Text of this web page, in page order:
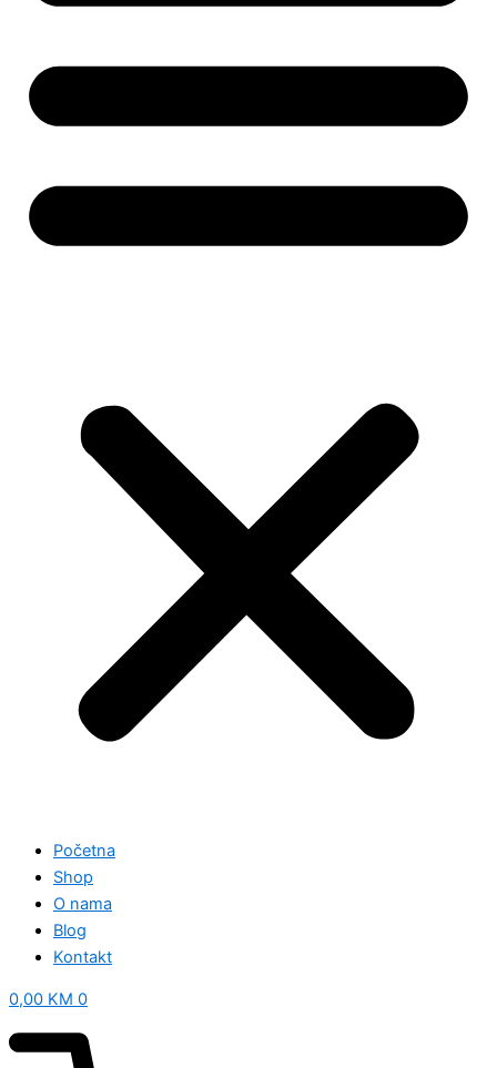
Početna
Shop
O nama
Blog
Kontakt
0,00 KM 0